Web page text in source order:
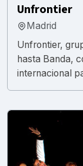
Unfrontier
Madrid
Unfrontier,
hasta Banda,
internacional